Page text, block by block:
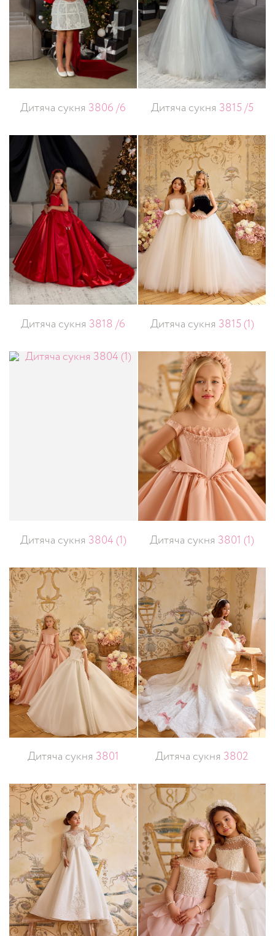
Дитяча сукня 3806 /6 Дитяча сукня 3815 /5
Дитяча сукня 3818 /6 Дитяча сукня 3815 (1)
Дитяча сукня 3804 (1) Дитяча сукня 3801 (1)
Дитяча сукня 3801 Дитяча сукня 3802